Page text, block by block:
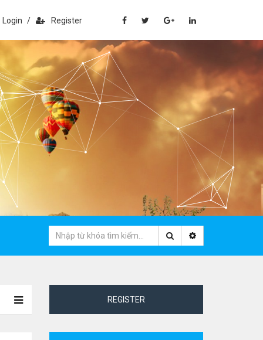
Login / Register
REGISTER